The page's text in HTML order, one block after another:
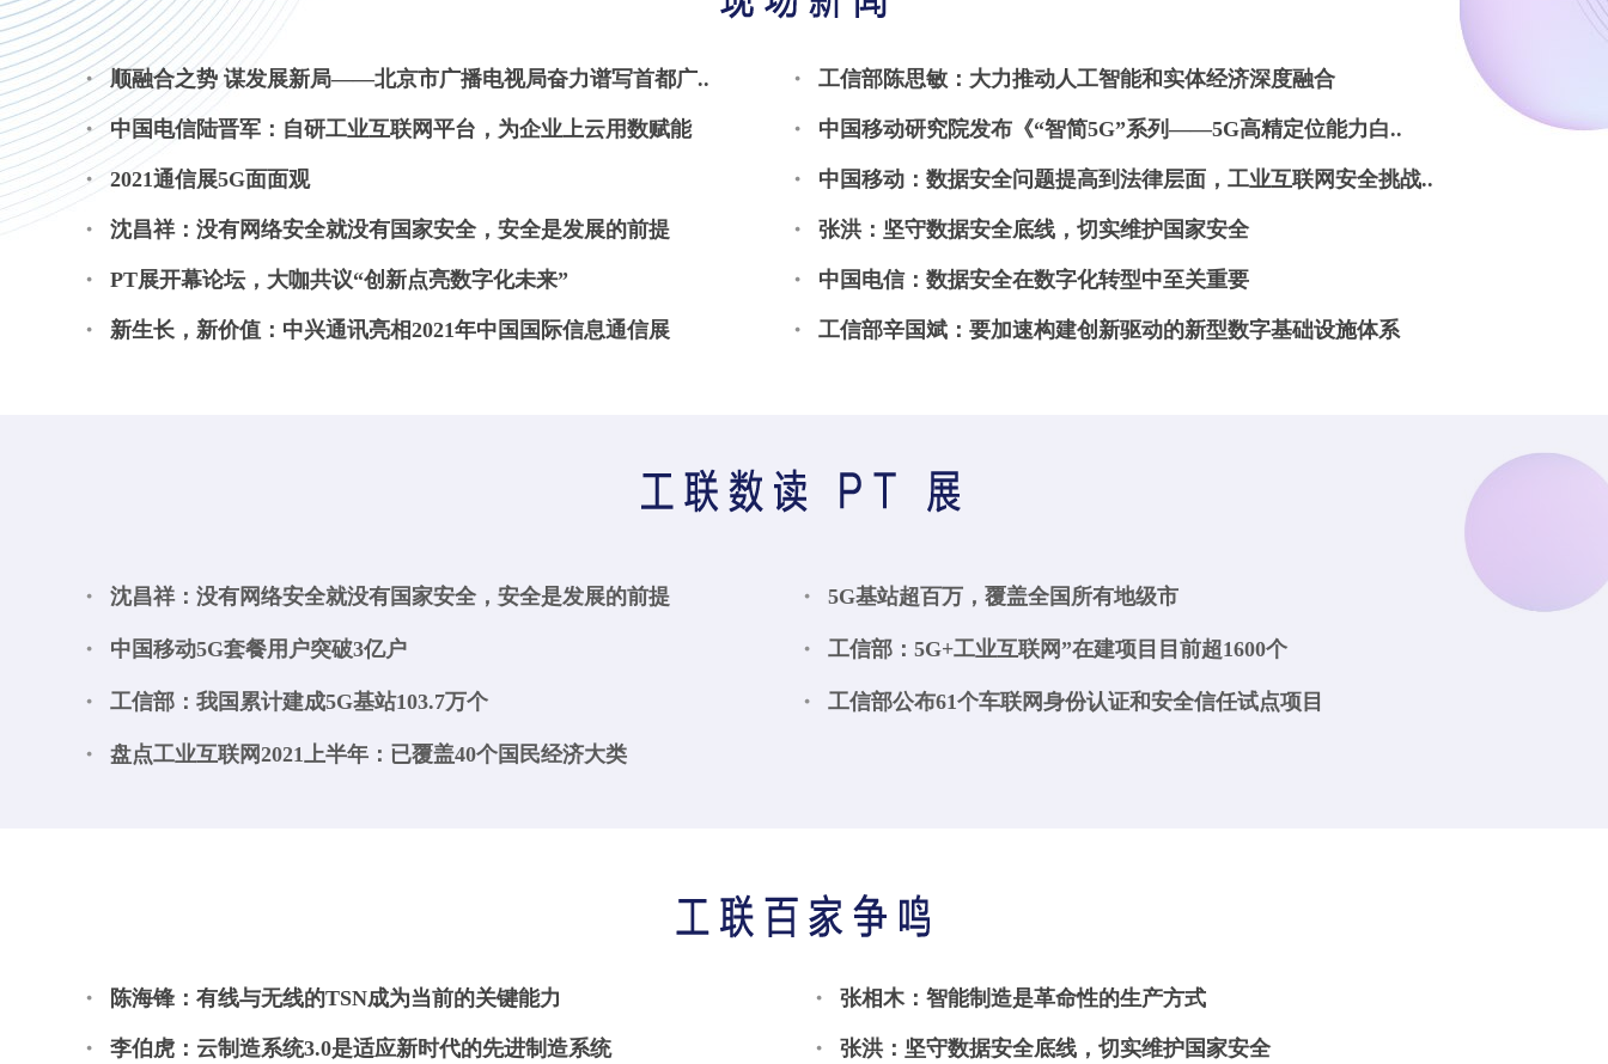
顺融合之势 谋发展新局——北京市广播电视局奋力谱写首都广.. 工信部陈思敏：大力推动人工智能和实体经济深度融合
中国电信陆晋军：自研工业互联网平台，为企业上云用数赋能 中国移动研究院发布《“智简5G”系列——5G高精定位能力白..
2021通信展5G面面观 中国移动：数据安全问题提高到法律层面，工业互联网安全挑战..
沈昌祥：没有网络安全就没有国家安全，安全是发展的前提 张洪：坚守数据安全底线，切实维护国家安全
PT展开幕论坛，大咖共议“创新点亮数字化未来” 中国电信：数据安全在数字化转型中至关重要
新生长，新价值：中兴通讯亮相2021年中国国际信息通信展 工信部辛国斌：要加速构建创新驱动的新型数字基础设施体系
沈昌祥：没有网络安全就没有国家安全，安全是发展的前提 5G基站超百万，覆盖全国所有地级市
中国移动5G套餐用户突破3亿户 工信部：5G+工业互联网”在建项目目前超1600个
工信部：我国累计建成5G基站103.7万个 工信部公布61个车联网身份认证和安全信任试点项目
盘点工业互联网2021上半年：已覆盖40个国民经济大类
陈海锋：有线与无线的TSN成为当前的关键能力 张相木：智能制造是革命性的生产方式
李伯虎：云制造系统3.0是适应新时代的先进制造系统 张洪：坚守数据安全底线，切实维护国家安全